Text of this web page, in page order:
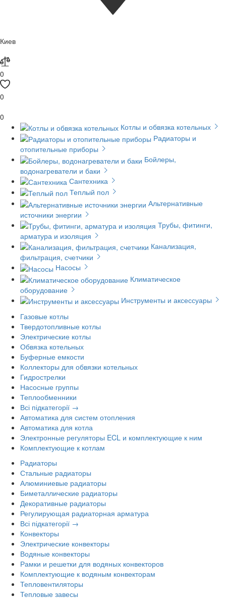
Киев
0
0
0
Котлы и обвязка котельных
Радиаторы и
отопительные приборы
Бойлеры,
водонагреватели и баки
Сантехника
Теплый пол
Альтернативные
источники энергии
Трубы, фитинги,
арматура и изоляция
Канализация,
фильтрация, счетчики
Насосы
Климатическое
оборудование
Инструменты и аксессуары
Газовые котлы
Твердотопливные котлы
Электрические котлы
Обвязка котельных
Буферные емкости
Коллекторы для обвязки котельных
Гидрострелки
Насосные группы
Теплообменники
Всі підкатегорії →
Автоматика для систем отопления
Автоматика для котла
Электронные регуляторы ECL и комплектующие к ним
Комплектующие к котлам
Радиаторы
Стальные радиаторы
Алюминиевые радиаторы
Биметаллические радиаторы
Декоративные радиаторы
Регулирующая радиаторная арматура
Всі підкатегорії →
Конвекторы
Электрические конвекторы
Водяные конвекторы
Рамки и решетки для водяных конвекторов
Комплектующие к водяным конвекторам
Тепловентиляторы
Тепловые завесы